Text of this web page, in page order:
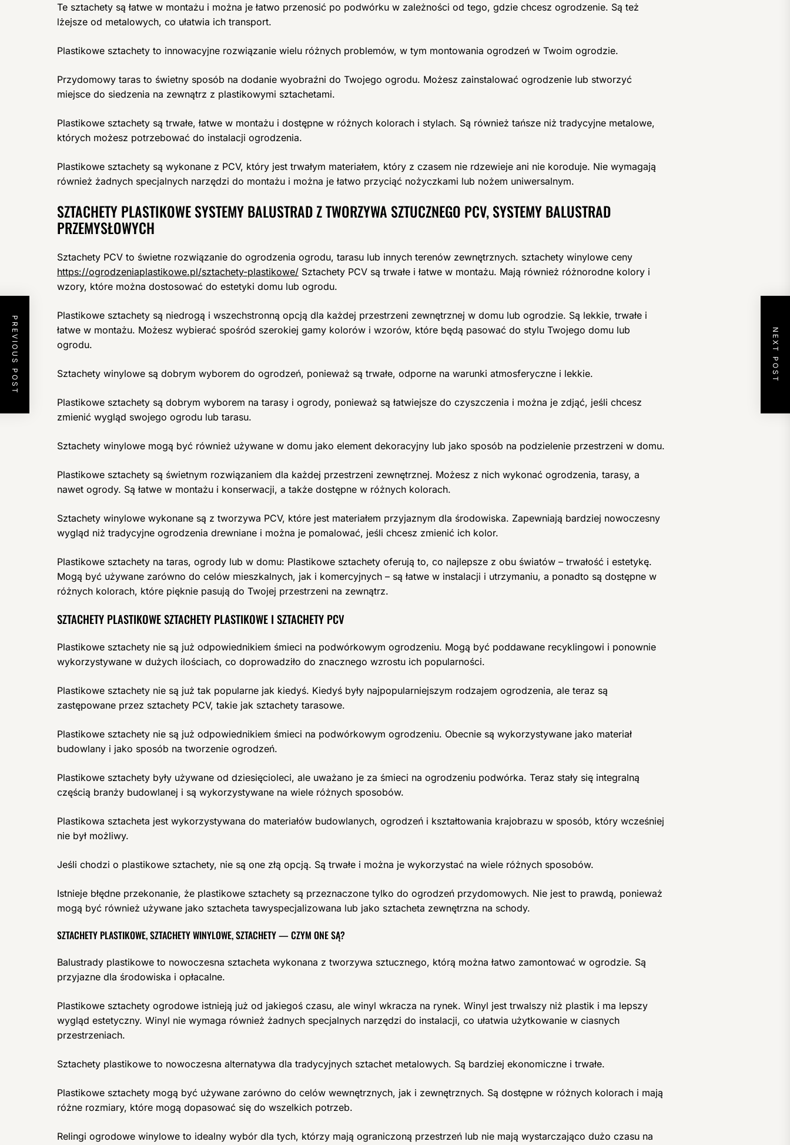
Te sztachety są łatwe w montażu i można je łatwo przenosić po podwórku w zależności od tego, gdzie chcesz ogrodzenie. Są też
lżejsze od metalowych, co ułatwia ich transport.
Plastikowe sztachety to innowacyjne rozwiązanie wielu różnych problemów, w tym montowania ogrodzeń w Twoim ogrodzie.
Przydomowy taras to świetny sposób na dodanie wyobraźni do Twojego ogrodu. Możesz zainstalować ogrodzenie lub stworzyć
miejsce do siedzenia na zewnątrz z plastikowymi sztachetami.
Plastikowe sztachety są trwałe, łatwe w montażu i dostępne w różnych kolorach i stylach. Są również tańsze niż tradycyjne metalowe,
których możesz potrzebować do instalacji ogrodzenia.
Plastikowe sztachety są wykonane z PCV, który jest trwałym materiałem, który z czasem nie rdzewieje ani nie koroduje. Nie wymagają
również żadnych specjalnych narzędzi do montażu i można je łatwo przyciąć nożyczkami lub nożem uniwersalnym.
SZTACHETY PLASTIKOWE SYSTEMY BALUSTRAD Z TWORZYWA SZTUCZNEGO PCV, SYSTEMY BALUSTRAD
PRZEMYSŁOWYCH
Sztachety PCV to świetne rozwiązanie do ogrodzenia ogrodu, tarasu lub innych terenów zewnętrznych. sztachety winylowe ceny
https://ogrodzeniaplastikowe.pl/sztachety-plastikowe/ Sztachety PCV są trwałe i łatwe w montażu. Mają również różnorodne kolory i
wzory, które można dostosować do estetyki domu lub ogrodu.
Plastikowe sztachety są niedrogą i wszechstronną opcją dla każdej przestrzeni zewnętrznej w domu lub ogrodzie. Są lekkie, trwałe i
łatwe w montażu. Możesz wybierać spośród szerokiej gamy kolorów i wzorów, które będą pasować do stylu Twojego domu lub
ogrodu.
Sztachety winylowe są dobrym wyborem do ogrodzeń, ponieważ są trwałe, odporne na warunki atmosferyczne i lekkie.
Plastikowe sztachety są dobrym wyborem na tarasy i ogrody, ponieważ są łatwiejsze do czyszczenia i można je zdjąć, jeśli chcesz
zmienić wygląd swojego ogrodu lub tarasu.
Sztachety winylowe mogą być również używane w domu jako element dekoracyjny lub jako sposób na podzielenie przestrzeni w domu.
Plastikowe sztachety są świetnym rozwiązaniem dla każdej przestrzeni zewnętrznej. Możesz z nich wykonać ogrodzenia, tarasy, a
nawet ogrody. Są łatwe w montażu i konserwacji, a także dostępne w różnych kolorach.
Sztachety winylowe wykonane są z tworzywa PCV, które jest materiałem przyjaznym dla środowiska. Zapewniają bardziej nowoczesny
wygląd niż tradycyjne ogrodzenia drewniane i można je pomalować, jeśli chcesz zmienić ich kolor.
Plastikowe sztachety na taras, ogrody lub w domu: Plastikowe sztachety oferują to, co najlepsze z obu światów – trwałość i estetykę.
Mogą być używane zarówno do celów mieszkalnych, jak i komercyjnych – są łatwe w instalacji i utrzymaniu, a ponadto są dostępne w
różnych kolorach, które pięknie pasują do Twojej przestrzeni na zewnątrz.
SZTACHETY PLASTIKOWE SZTACHETY PLASTIKOWE I SZTACHETY PCV
Plastikowe sztachety nie są już odpowiednikiem śmieci na podwórkowym ogrodzeniu. Mogą być poddawane recyklingowi i ponownie
wykorzystywane w dużych ilościach, co doprowadziło do znacznego wzrostu ich popularności.
Plastikowe sztachety nie są już tak popularne jak kiedyś. Kiedyś były najpopularniejszym rodzajem ogrodzenia, ale teraz są
zastępowane przez sztachety PCV, takie jak sztachety tarasowe.
Plastikowe sztachety nie są już odpowiednikiem śmieci na podwórkowym ogrodzeniu. Obecnie są wykorzystywane jako materiał
budowlany i jako sposób na tworzenie ogrodzeń.
Plastikowe sztachety były używane od dziesięcioleci, ale uważano je za śmieci na ogrodzeniu podwórka. Teraz stały się integralną
częścią branży budowlanej i są wykorzystywane na wiele różnych sposobów.
Plastikowa sztacheta jest wykorzystywana do materiałów budowlanych, ogrodzeń i kształtowania krajobrazu w sposób, który wcześniej
nie był możliwy.
Jeśli chodzi o plastikowe sztachety, nie są one złą opcją. Są trwałe i można je wykorzystać na wiele różnych sposobów.
Istnieje błędne przekonanie, że plastikowe sztachety są przeznaczone tylko do ogrodzeń przydomowych. Nie jest to prawdą, ponieważ
mogą być również używane jako sztacheta tawyspecjalizowana lub jako sztacheta zewnętrzna na schody.
SZTACHETY PLASTIKOWE, SZTACHETY WINYLOWE, SZTACHETY — CZYM ONE SĄ?
Balustrady plastikowe to nowoczesna sztacheta wykonana z tworzywa sztucznego, którą można łatwo zamontować w ogrodzie. Są
przyjazne dla środowiska i opłacalne.
Plastikowe sztachety ogrodowe istnieją już od jakiegoś czasu, ale winyl wkracza na rynek. Winyl jest trwalszy niż plastik i ma lepszy
wygląd estetyczny. Winyl nie wymaga również żadnych specjalnych narzędzi do instalacji, co ułatwia użytkowanie w ciasnych
przestrzeniach.
Sztachety plastikowe to nowoczesna alternatywa dla tradycyjnych sztachet metalowych. Są bardziej ekonomiczne i trwałe.
Plastikowe sztachety mogą być używane zarówno do celów wewnętrznych, jak i zewnętrznych. Są dostępne w różnych kolorach i mają
różne rozmiary, które mogą dopasować się do wszelkich potrzeb.
Relingi ogrodowe winylowe to idealny wybór dla tych, którzy mają ograniczoną przestrzeń lub nie mają wystarczająco dużo czasu na
PREVIOUS POST NEXT POST